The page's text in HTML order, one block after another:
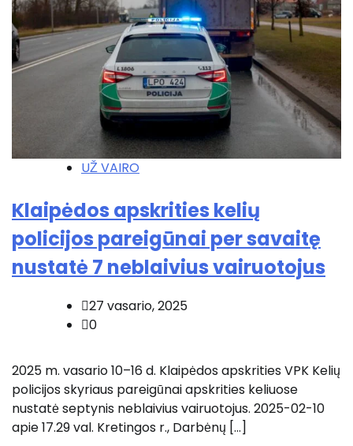
UŽ VAIRO
Klaipėdos apskrities kelių
policijos pareigūnai per savaitę
nustatė 7 neblaivius vairuotojus
27 vasario, 2025
0
2025 m. vasario 10–16 d. Klaipėdos apskrities VPK Kelių
policijos skyriaus pareigūnai apskrities keliuose
nustatė septynis neblaivius vairuotojus. 2025-02-10
apie 17.29 val. Kretingos r., Darbėnų […]